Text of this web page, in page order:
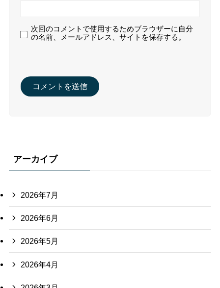
次回のコメントで使用するためブラウザーに自分
の名前、メールアドレス、サイトを保存する。
アーカイブ
2026年7月
2026年6月
2026年5月
2026年4月